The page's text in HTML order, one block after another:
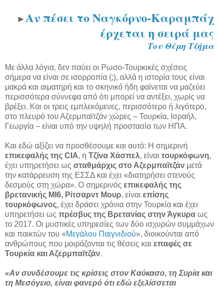
►Αν πέσει το Ναγκόρνο-Καραμπάχ
έρχεται η σειρά μας
Του Θέμη Τζήμα
Με άλλα λόγια, δεν παύει οι Ρωσο-Τουρκικές σχέσεις
σήμερα να είναι σε ισορροπία (;), αλλά η ιστορία τους είναι
μακρά και αιματηρή και το σκηνικό ήδη φαίνεται να μαζεύει
περισσότερα σύννεφα από ότι μπορεί να αντέξει, χωρίς να
βρέξει. Και οι τρεις εμπλεκόμενες, περισσότερο ή λιγότερο,
στο πλευρό του Αζερμπαϊτζάν χώρες – Τουρκία, Ισραήλ,
Γεωργία – είναι υπό την υψηλή προστασία των ΗΠΑ.
Και εδώ αξίζει να προσθέσουμε και αυτό: Η σημερινή
επικεφαλής της CIA, η Τζίνα Χάσπελ, είναι τουρκόφωνη,
έχει υπηρετήσει ως σταθμάρχις στο Αζερμπαϊτζάν μετά
την κατάρρευση της ΕΣΣΔ και έχει «διατηρήσει στενούς
δεσμούς στη χώρα». Ο σημερινός επικεφαλής της
βρετανικής ΜΙ6, Ρίτσαρντ Μουρ, είναι επίσης
τουρκόφωνος, έχει δράσει χρόνια στην Τουρκία και έχει
υπηρετήσει ως πρέσβυς της Βρετανίας στην Άγκυρα ως
το 2017. Οι μυστικές υπηρεσίες των δύο ισχυρών συμμάχων
και παικτών του «Μεγάλου Παιγνιδιού», διοικούνται από
ανθρώπους που μοιράζονται τις θέσεις και επαφές σε
Τουρκία και Αζερμπαϊτζάν.
«Αν συνδέσουμε τις κρίσεις στον Καύκασο, τη Συρία και
τη Μεσόγειο, είναι φανερό ότι εδώ εξελίσσεται